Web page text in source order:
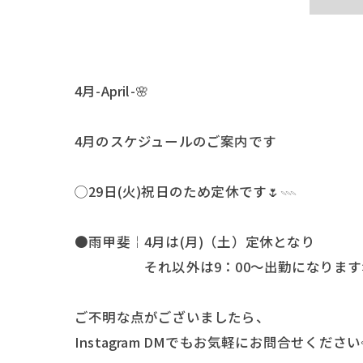
4月-April-🌸
4月のスケジュールのご案内です
◯29日(火)祝日のため定休です🌷𓇠
●雨甲斐￤4月は(月)（土）定休となり
それ以外は9：00〜出勤になります
ご不明な点がございましたら、
Instagram DMでもお気軽にお問合せくださ